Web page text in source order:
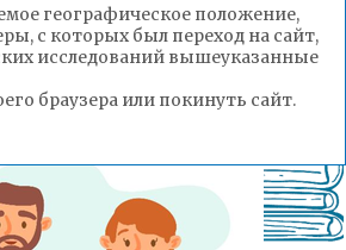
географическое положение,
с которых был переход на сайт,
исследований вышеуказанные
браузера или покинуть сайт.